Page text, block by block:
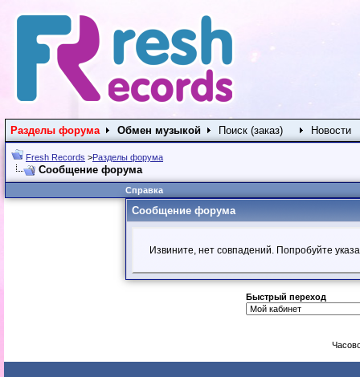
Разделы форума Обмен музыкой Поиск (заказ) Новости
Fresh Records >Разделы форума
Сообщение форума
Справка
Сообщение форума
Извините, нет совпадений. Попробуйте
Быстрый переход